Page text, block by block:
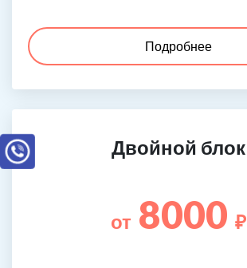
Подробнее
Двойной блок
от 8000 ₽